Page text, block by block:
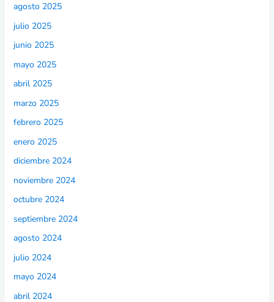
agosto 2025
julio 2025
junio 2025
mayo 2025
abril 2025
marzo 2025
febrero 2025
enero 2025
diciembre 2024
noviembre 2024
octubre 2024
septiembre 2024
agosto 2024
julio 2024
mayo 2024
abril 2024